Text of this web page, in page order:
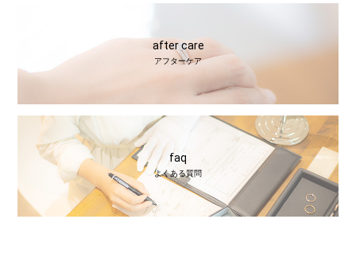
after care
アフターケア
faq
よくある質問